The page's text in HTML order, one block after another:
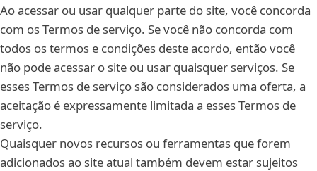
Ao acessar ou usar qualquer parte do site, você concorda
com os Termos de serviço. Se você não concorda com
todos os termos e condições deste acordo, então você
não pode acessar o site ou usar quaisquer serviços. Se
esses Termos de serviço são considerados uma oferta, a
aceitação é expressamente limitada a esses Termos de
serviço.
Quaisquer novos recursos ou ferramentas que forem
adicionados ao site atual também devem estar sujeitos